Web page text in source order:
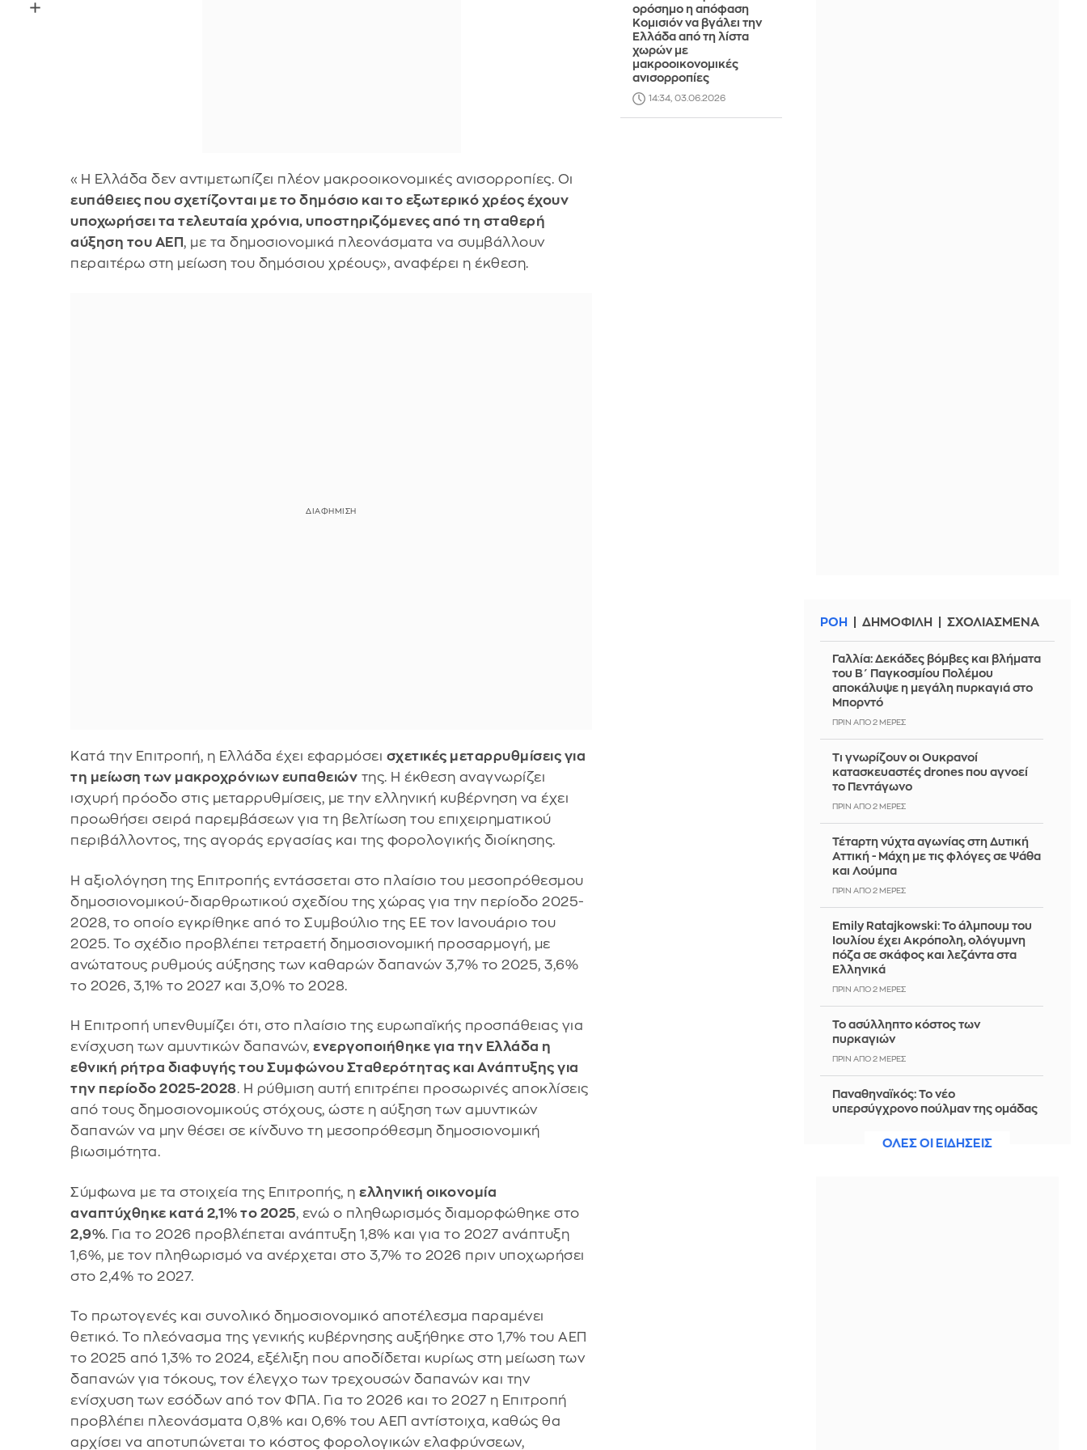
«Η Ελλάδα δεν αντιμετωπίζει πλέον μακροοικονομικές ανισορροπίες. Οι
ευπάθειες που σχετίζονται με το δημόσιο και το εξωτερικό χρέος έχουν
υποχωρήσει τα τελευταία χρόνια, υποστηριζόμενες από τη σταθερή
αύξηση του ΑΕΠ , με τα δημοσιονομικά πλεονάσματα να συμβάλλουν
περαιτέρω στη μείωση του δημόσιου χρέους», αναφέρει η έκθεση.
Κατά την Επιτροπή, η Ελλάδα έχει εφαρμόσει σχετικές μεταρρυθμίσεις για
τη μείωση των μακροχρόνιων ευπαθειών της. Η έκθεση αναγνωρίζει
ισχυρή πρόοδο στις μεταρρυθμίσεις, με την ελληνική κυβέρνηση να έχει
προωθήσει σειρά παρεμβάσεων για τη βελτίωση του επιχειρηματικού
περιβάλλοντος, της αγοράς εργασίας και της φορολογικής διοίκησης.
Η αξιολόγηση της Επιτροπής εντάσσεται στο πλαίσιο του μεσοπρόθεσμου
δημοσιονομικού-διαρθρωτικού σχεδίου της χώρας για την περίοδο 2025-
2028, το οποίο εγκρίθηκε από το Συμβούλιο της ΕΕ τον Ιανουάριο του
2025. Το σχέδιο προβλέπει τετραετή δημοσιονομική προσαρμογή, με
ανώτατους ρυθμούς αύξησης των καθαρών δαπανών 3,7% το 2025, 3,6%
το 2026, 3,1% το 2027 και 3,0% το 2028.
Η Επιτροπή υπενθυμίζει ότι, στο πλαίσιο της ευρωπαϊκής προσπάθειας για
ενίσχυση των αμυντικών δαπανών,ενεργοποιήθηκε για την Ελλάδα η
εθνική ρήτρα διαφυγής του Συμφώνου Σταθερότητας και Ανάπτυξης για
την περίοδο 2025-2028. Η ρύθμιση αυτή επιτρέπει προσωρινές αποκλίσεις
από τους δημοσιονομικούς στόχους, ώστε η αύξηση των αμυντικών
δαπανών να μην θέσει σε κίνδυνο τη μεσοπρόθεσμη δημοσιονομική
βιωσιμότητα.
Σύμφωνα με τα στοιχεία της Επιτροπής, ηελληνική οικονομία
αναπτύχθηκε κατά 2,1% το 2025, ενώ ο πληθωρισμός διαμορφώθηκε στο
2,9%. Για το 2026 προβλέπεται ανάπτυξη 1,8% και για το 2027 ανάπτυξη
1,6%, με τον πληθωρισμό να ανέρχεται στο 3,7% το 2026 πριν υποχωρήσει
στο 2,4% το 2027.
Το πρωτογενές και συνολικό δημοσιονομικό αποτέλεσμα παραμένει
θετικό. Το πλεόνασμα της γενικής κυβέρνησης αυξήθηκε στο 1,7% του ΑΕΠ
το 2025 από 1,3% το 2024, εξέλιξη που αποδίδεται κυρίως στη μείωση των
δαπανών για τόκους, τον έλεγχο των τρεχουσών δαπανών και την
ενίσχυση των εσόδων από τον ΦΠΑ. Για το 2026 και το 2027 η Επιτροπή
προβλέπει πλεονάσματα 0,8% και 0,6% του ΑΕΠ αντίστοιχα, καθώς θα
αρχίσει να αποτυπώνεται το κόστος φορολογικών ελαφρύνσεων,
ορόσημο η απόφαση
Κομισιόν να βγάλει την
Ελλάδα από τη λίστα
χωρών με
μακροοικονομικές
ανισορροπίες
14:34, 03.06.2026
ΡΟΗ ΔΗΜΟΦΙΛΗ ΣΧΟΛΙΑΣΜΕΝΑ
Γαλλία: Δεκάδες βόμβες και βλήματα
του Β΄ Παγκοσμίου Πολέμου
αποκάλυψε η μεγάλη πυρκαγιά στο
Μπορντό
ΠΡΙΝ ΑΠΌ 2 ΜΈΡΕΣ
Τι γνωρίζουν οι Ουκρανοί
κατασκευαστές drones που αγνοεί
το Πεντάγωνο
ΠΡΙΝ ΑΠΌ 2 ΜΈΡΕΣ
Τέταρτη νύχτα αγωνίας στη Δυτική
Αττική - Μάχη με τις φλόγες σε Ψάθα
και Λούμπα
ΠΡΙΝ ΑΠΌ 2 ΜΈΡΕΣ
Emily Ratajkowski: Το άλμπουμ του
Ιουλίου έχει Ακρόπολη, ολόγυμνη
πόζα σε σκάφος και λεζάντα στα
Ελληνικά
ΠΡΙΝ ΑΠΌ 2 ΜΈΡΕΣ
Το ασύλληπτο κόστος των
πυρκαγιών
ΠΡΙΝ ΑΠΌ 2 ΜΈΡΕΣ
Παναθηναϊκός: Το νέο
υπερσύγχρονο πούλμαν της ομάδας
ΠΡΙΝ ΑΠΌ 2 ΜΈΡΕΣΟΛΕΣ ΟΙ ΕΙΔΗΣΕΙΣ